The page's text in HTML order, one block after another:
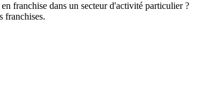
franchise dans un secteur d'activité particulier ?
franchises.